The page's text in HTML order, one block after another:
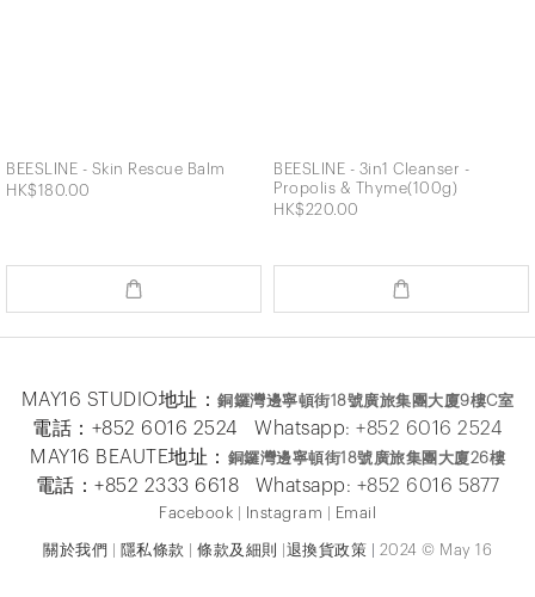
BEESLINE - Skin Rescue Balm
HK$180.00
BEESLINE - 3in1 Cleanser -
Propolis & Thyme(100g)
HK$220.00
MAY16 STUDIO地址：銅鑼灣邊寧頓街18號廣旅集團大廈9樓C室
電話：+852 6016 2524 Whatsapp: +852 6016 2524
MAY16 BEAUTE地址：
銅鑼灣邊寧頓街18號廣旅集團大廈26樓
電話：+852 2333 6618 Whatsapp: +852 6016 5877
Facebook Instagram Email
關於我們 隱私條款 條款及細則 退換貨政策 2024 © May 16